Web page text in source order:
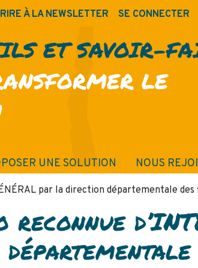
À LA NEWSLETTER SE CONNECTER
ET SAVOIR-
LE
UNE SOLUTION NOUS
par la direction départementale